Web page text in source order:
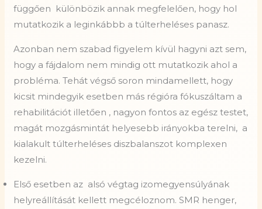
függően különbözik annak megfelelően, hogy hol
mutatkozik a leginkábbb a túlterheléses panasz.
Azonban nem szabad figyelem kívül hagyni azt sem,
hogy a fájdalom nem mindig ott mutatkozik ahol a
probléma. Tehát végső soron mindamellett, hogy
kicsit mindegyik esetben más régióra fókuszáltam a
rehabilitációt illetően , nagyon fontos az egész testet,
magát mozgásmintát helyesebb irányokba terelni, a
kialakult túlterheléses diszbalanszot komplexen
kezelni.
Első esetben az alsó végtag izomegyensúlyának
helyreállítását kellett megcéloznom. SMR henger,